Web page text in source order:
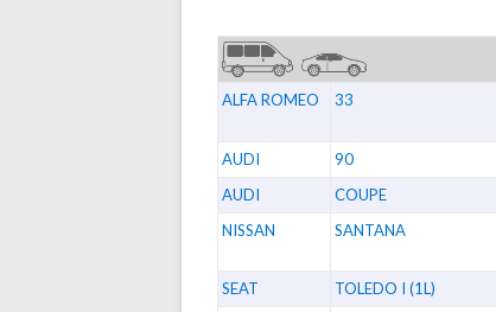
ALFA ROMEO 33
AUDI 90
AUDI COUPE
NISSAN SANTANA
SEAT TOLEDO I (1L)